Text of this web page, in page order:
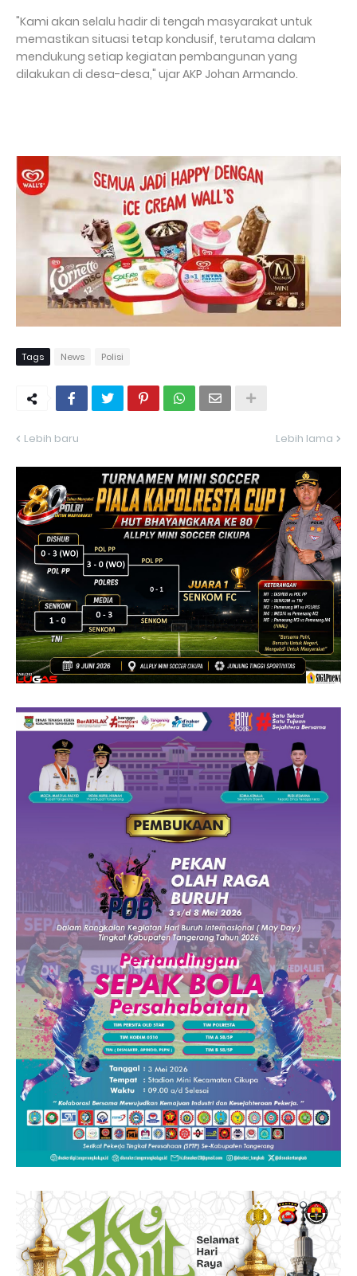
"Kami akan selalu hadir di tengah masyarakat untuk
memastikan situasi tetap kondusif, terutama dalam
mendukung setiap kegiatan pembangunan yang
dilakukan di desa-desa," ujar AKP Johan Armando.
Tags News Polisi
Lebih baru Lebih lama